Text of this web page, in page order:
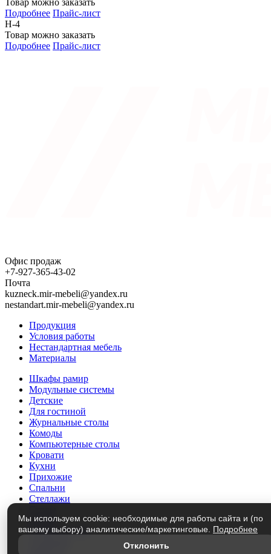
Подробнее Прайс-лист
Н-4
Товар можно заказать
Подробнее Прайс-лист
Офис продаж
+7-927-365-43-02
Почта
kuzneck.mir-mebeli@yandex.ru
nestandart.mir-mebeli@yandex.ru
Продукция
Условия работы
Нестандартная мебель
Материалы
Шкафы рамир
Модульные системы
Детские
Для гостиной
Журнальные столы
Комоды
Компьютерные столы
Кровати
Кухни
Прихожие
Спальни
Стеллажи
Трюмо
Тумбы под ТВ
Мы используем cookie: необходимые для работы сайта и (по
вашему выбору) аналитические/маркетинговые. Подробнее
Отклонить